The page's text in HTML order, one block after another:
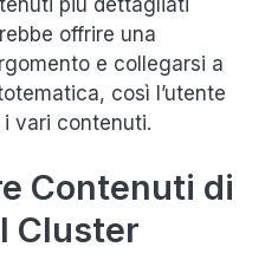
offrire una
e collegarsi a
così l’utente
vari contenuti.
Contenuti di
Cluster